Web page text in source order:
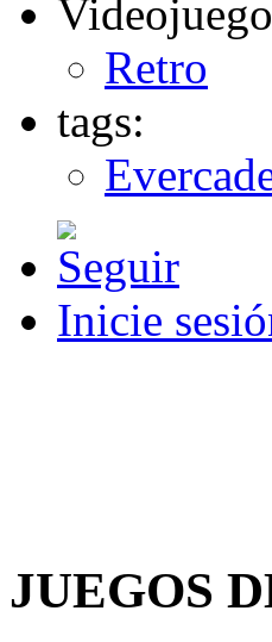
Retro
tags:
Inicie
JUEGOS